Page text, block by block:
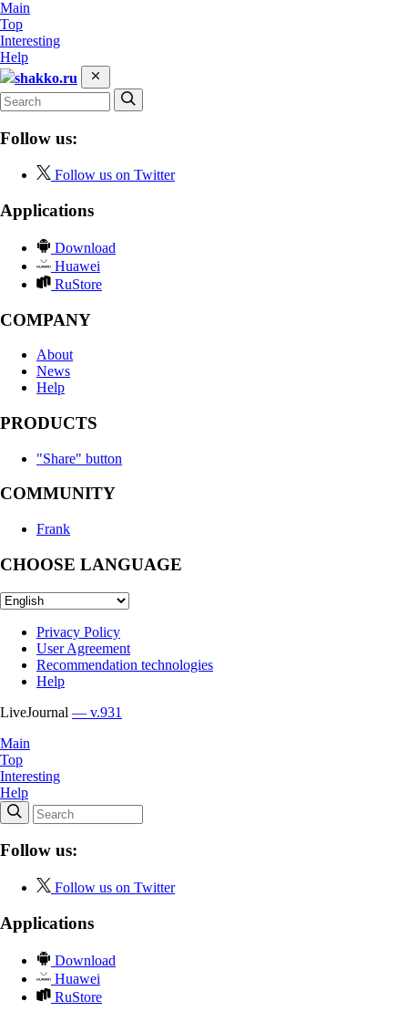
Main
Top
Interesting
Help
shakko.ru
Follow us:
Follow us on Twitter
Applications
Download
Huawei
RuStore
COMPANY
About
News
Help
PRODUCTS
"Share" button
COMMUNITY
Frank
CHOOSE LANGUAGE
Privacy Policy
User Agreement
Recommendation technologies
Help
LiveJournal — v.931
Main
Top
Interesting
Help
Follow us:
Follow us on Twitter
Applications
Download
Huawei
RuStore